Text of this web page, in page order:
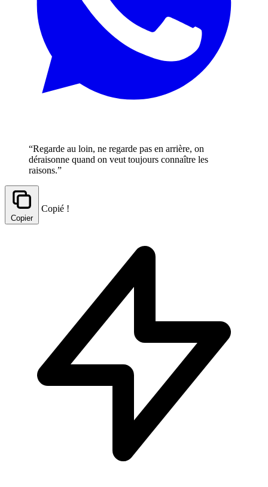
“Regarde au loin, ne regarde pas en arrière, on
déraisonne quand on veut toujours connaître les
raisons.”
Copier
Copié !